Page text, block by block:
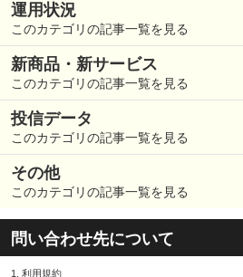
運用状況
このカテゴリの記事一覧を見る
新商品・新サービス
このカテゴリの記事一覧を見る
投信データ
このカテゴリの記事一覧を見る
その他
このカテゴリの記事一覧を見る
問い合わせ先について
1. 利用規約